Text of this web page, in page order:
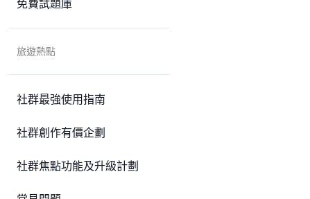
免費試題庫
旅遊熱點
社群最強使用指南
社群創作有價企劃
社群焦點功能及升級計劃